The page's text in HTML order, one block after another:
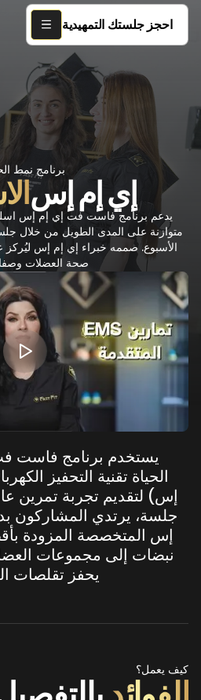
احجز جلستك التمهيدية
برنامج نمط
إي إم إس
يدعم برنامج فاست فت إي إم إس
متوازنة على المدى الطويل من خلال
الأسبوع. صممه خبراء إي إم إس
صحة العضلات
يستخدم برنامج فاست
الحياة تقنية التحفيز
إس) لتقديم تجربة تمرين
جلسة، يرتدي المشاركون
إس المتخصصة المزودة
نبضات إلى مجموعات
يحفز تقلصات
كيف يعمل؟